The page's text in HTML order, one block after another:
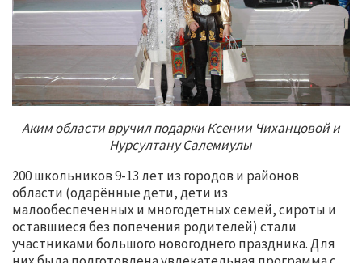
Аким области вручил подарки Ксении Чиханцовой и
Нурсултану Салемиулы
200 школьников 9-13 лет из городов и районов
области (одарённые дети, дети из
малообеспеченных и многодетных семей, сироты и
оставшиеся без попечения родителей) стали
участниками большого новогоднего праздника. Для